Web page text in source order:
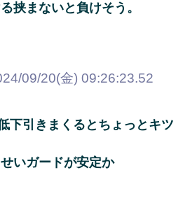
挟まないと負けそう。
09/20(金) 09:26:23.52
下引きまくるとちょっとキツ
いガードが安定か